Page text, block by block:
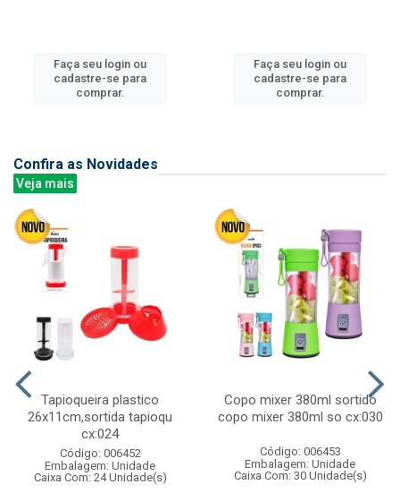
Faça seu login ou
cadastre-se para
comprar.
Faça seu login ou
cadastre-se para
comprar.
Confira as Novidades
Veja mais
Tapioqueira plastico
26x11cm,sortida tapioqu
cx:024
Código: 006452
Embalagem: Unidade
Caixa Com: 24 Unidade(s)
Copo mixer 380ml sortido
copo mixer 380ml so cx:030
Código: 006453
Embalagem: Unidade
Caixa Com: 30 Unidade(s)